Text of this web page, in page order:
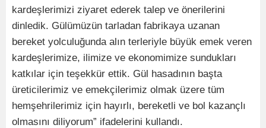
kardeşlerimizi ziyaret ederek talep ve önerilerini
dinledik. Gülümüzün tarladan fabrikaya uzanan
bereket yolculuğunda alın terleriyle büyük emek veren
kardeşlerimize, ilimize ve ekonomimize sundukları
katkılar için teşekkür ettik. Gül hasadının başta
üreticilerimiz ve emekçilerimiz olmak üzere tüm
hemşehrilerimiz için hayırlı, bereketli ve bol kazançlı
olmasını diliyorum” ifadelerini kullandı.